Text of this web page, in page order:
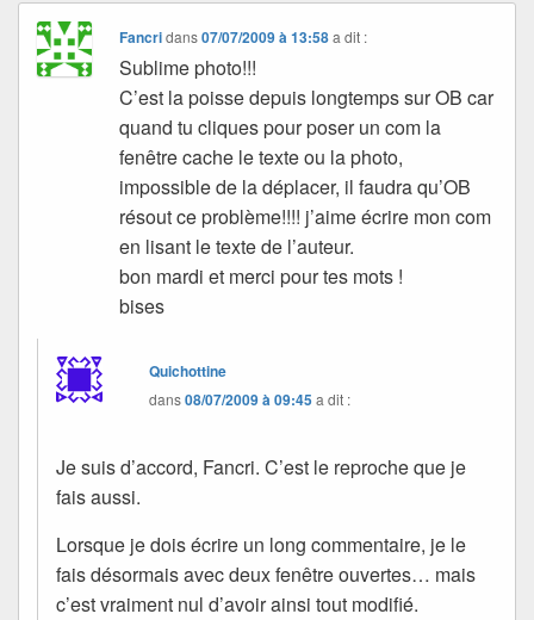
Fancridans07/07/2009 à 13:58 a dit :
Sublime photo!!!
C’est la poisse depuis longtemps sur OB car
quand tu cliques pour poser un com la
fenêtre cache le texte ou la photo,
impossible de la déplacer, il faudra qu’OB
résout ce problème!!!! j’aime écrire mon com
en lisant le texte de l’auteur.
bon mardi et merci pour tes mots !
bises
Quichottine
dans08/07/2009 à 09:45a dit :
Je suis d’accord, Fancri. C’est le reproche que je
fais aussi.
Lorsque je dois écrire un long commentaire, je le
fais désormais avec deux fenêtre ouvertes… mais
c’est vraiment nul d’avoir ainsi tout modifié.